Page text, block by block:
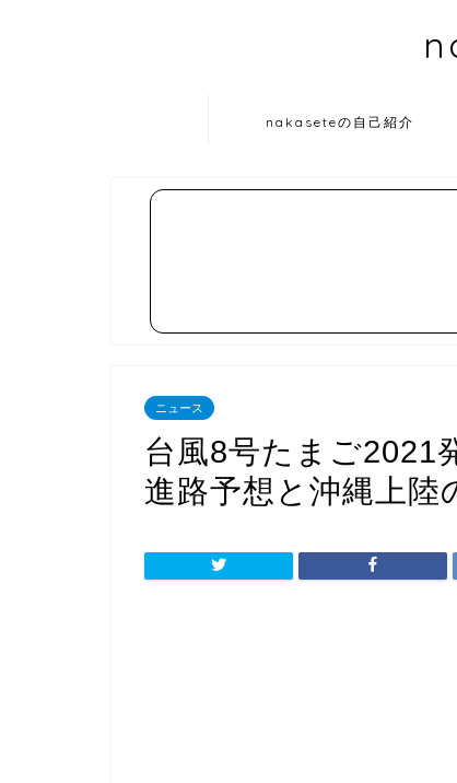
nakaseteの自己紹介
ニュース
台風8号たまご2021
進路予想と沖縄上陸